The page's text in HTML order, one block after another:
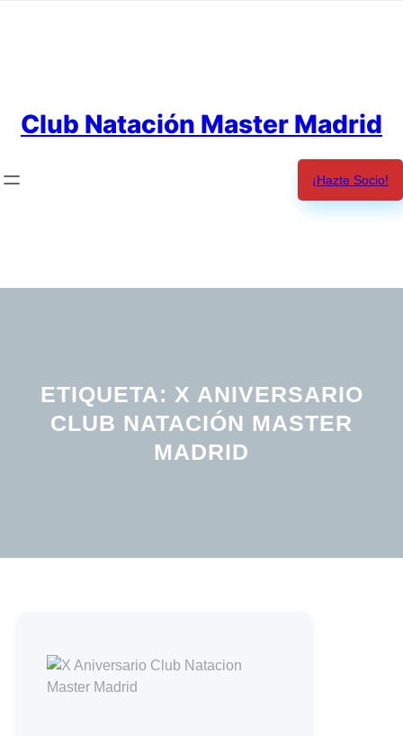
Club Natación Master Madrid
¡Hazte Socio!
ETIQUETA: X ANIVERSARIO
CLUB NATACIÓN MASTER
MADRID